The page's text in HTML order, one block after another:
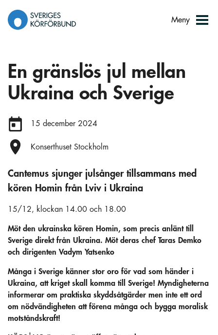
innehåll
Meny
En gränslös jul mellan
Ukraina och Sverige
Datum:
15 december 2024
Plats:
Konserthuset Stockholm
Cantemus sjunger julsånger tillsammans med
kören Homin från Lviv i Ukraina
15/12, klockan 14.00 och 18.00
Möt den ukrainska kören Homin, som precis anlänt till
Sverige direkt från Ukraina. Möt deras chef Taras Demko
och dirigenten Vadym Yatsenko
Många i Sverige känner stor oro för vad som händer i
Ukraina, att kriget skall komma till Sverige! Myndigheterna
informerar om praktiska skyddsåtgärder men inte ett ord
om nödvändigheten att förena många och bygga moralisk
motståndskraft!